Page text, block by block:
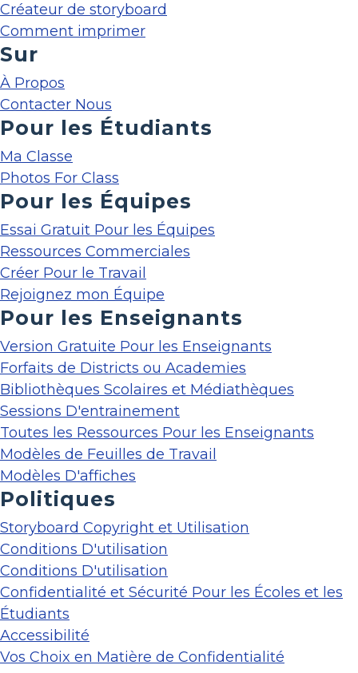
Créateur de storyboard
Comment imprimer
Sur
À Propos
Contacter Nous
Pour les Étudiants
Ma Classe
Photos For Class
Pour les Équipes
Essai Gratuit Pour les Équipes
Ressources Commerciales
Créer Pour le Travail
Rejoignez mon Équipe
Pour les Enseignants
Version Gratuite Pour les Enseignants
Forfaits de Districts ou Academies
Bibliothèques Scolaires et Médiathèques
Sessions D'entrainement
Toutes les Ressources Pour les Enseignants
Modèles de Feuilles de Travail
Modèles D'affiches
Politiques
Storyboard Copyright et Utilisation
Conditions D'utilisation
Conditions D'utilisation
Confidentialité et Sécurité Pour les Écoles et les
Étudiants
Accessibilité
Vos Choix en Matière de Confidentialité